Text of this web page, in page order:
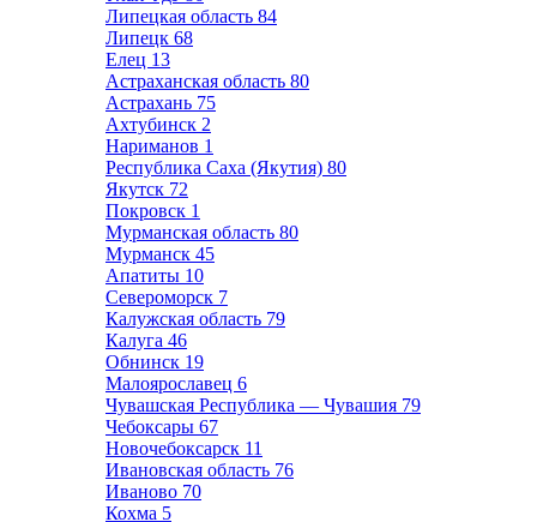
Липецкая область 84
Липецк 68
Елец 13
Астраханская область 80
Астрахань 75
Ахтубинск 2
Нариманов 1
Республика Саха (Якутия) 80
Якутск 72
Покровск 1
Мурманская область 80
Мурманск 45
Апатиты 10
Североморск 7
Калужская область 79
Калуга 46
Обнинск 19
Малоярославец 6
Чувашская Республика — Чувашия 79
Чебоксары 67
Новочебоксарск 11
Ивановская область 76
Иваново 70
Кохма 5